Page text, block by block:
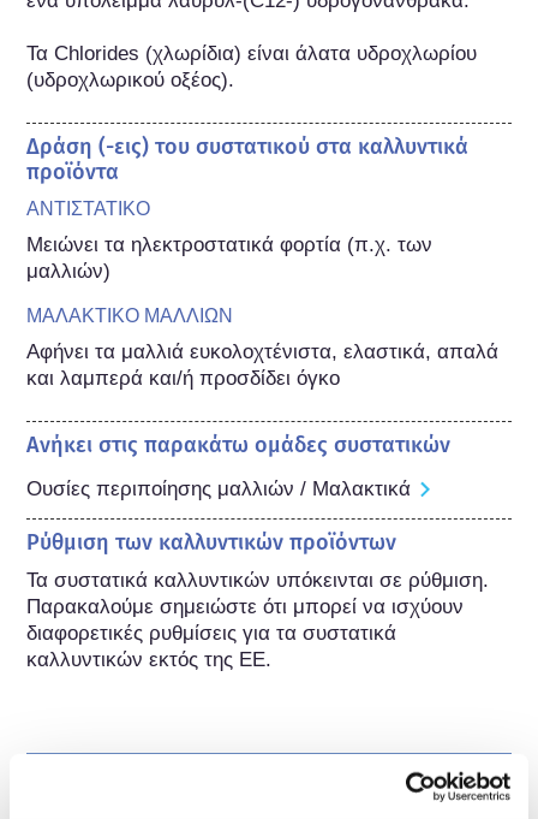
Τα Chlorides (χλωρίδια) είναι άλατα υδροχλωρίου
(υδροχλωρικού οξέος).
Δράση (-εις) του συστατικού στα καλλυντικά
προϊόντα
ΑΝΤΙΣΤΑΤΙΚΟ
Μειώνει τα ηλεκτροστατικά φορτία (π.χ. των
μαλλιών)
ΜΑΛΑΚΤΙΚΟ ΜΑΛΛΙΩΝ
Αφήνει τα μαλλιά ευκολοχτένιστα, ελαστικά, απαλά
και λαμπερά και/ή προσδίδει όγκο
Ανήκει στις παρακάτω ομάδες συστατικών
Ουσίες περιποίησης μαλλιών / Μαλακτικά
Ρύθμιση των καλλυντικών προϊόντων
Τα συστατικά καλλυντικών υπόκεινται σε ρύθμιση.
Παρακαλούμε σημειώστε ότι μπορεί να ισχύουν
διαφορετικές ρυθμίσεις για τα συστατικά
καλλυντικών εκτός της ΕΕ.
Γνωρίστε τα καλλυντικά